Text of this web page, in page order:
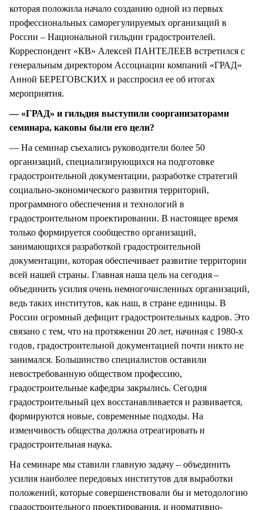
которая положила начало созданию одной из первых
профессиональных саморегулируемых организаций в
России – Национальной гильдии градостроителей.
Корреспондент «КВ» Алексей ПАНТЕЛЕЕВ встретился с
генеральным директором Ассоциации компаний «ГРАД»
Анной БЕРЕГОВСКИХ и расспросил ее об итогах
мероприятия.
— «ГРАД» и гильдия выступили соорганизаторами
семинара, каковы были его цели?
— На семинар съехались руководители более 50
организаций, специализирующихся на подготовке
градостроительной документации, разработке стратегий
социально-экономического развития территорий,
программного обеспечения и технологий в
градостроительном проектировании. В настоящее время
только формируется сообщество организаций,
занимающихся разработкой градостроительной
документации, которая обеспечивает развитие территории
всей нашей страны. Главная наша цель на сегодня –
объединить усилия очень немногочисленных организаций,
ведь таких институтов, как наш, в стране единицы. В
России огромный дефицит градостроительных кадров. Это
связано с тем, что на протяжении 20 лет, начиная с 1980-х
годов, градостроительной документацией почти никто не
занимался. Большинство специалистов оставили
невостребованную обществом профессию,
градостроительные кафедры закрылись. Сегодня
градостроительный цех восстанавливается и развивается,
формируются новые, современные подходы. На
изменчивость общества должна отреагировать и
градостроительная наука.
На семинаре мы ставили главную задачу – объединить
усилия наиболее передовых институтов для выработки
положений, которые совершенствовали бы и методологию
градостроительного проектирования, и нормативно-